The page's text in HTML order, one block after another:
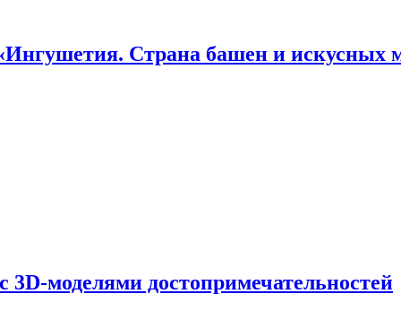
Страна башен и искусных
моделями достопримечательностей